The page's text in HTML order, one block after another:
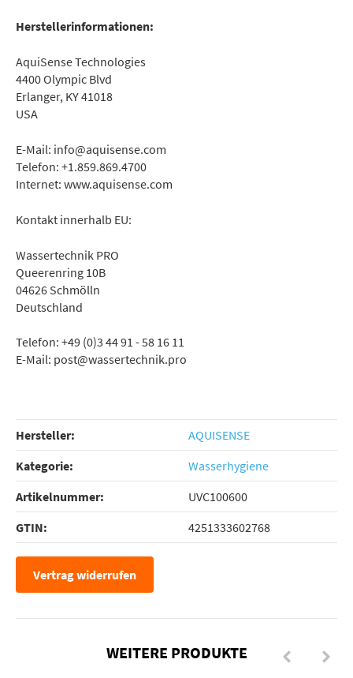
Herstellerinformationen:
AquiSense Technologies
4400 Olympic Blvd
Erlanger, KY 41018
USA
E-Mail: info@aquisense.com
Telefon: +1.859.869.4700
Internet: www.aquisense.com
Kontakt innerhalb EU:
Wassertechnik PRO
Queerenring 10B
04626 Schmölln
Deutschland
Telefon: +49 (0)3 44 91 - 58 16 11
E-Mail: post@wassertechnik.pro
Hersteller:
AQUISENSE
Kategorie:
Wasserhygiene
Artikelnummer:
UVC100600
GTIN:
4251333602768
Vertrag widerrufen
WEITERE PRODUKTE